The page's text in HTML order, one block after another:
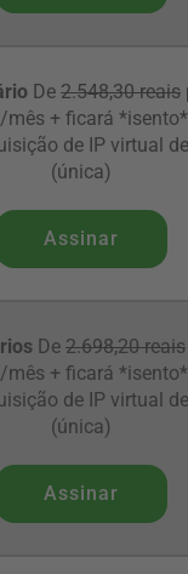
De 2.548,30 reais
mês + ficará
de IP virtual
(única)
Assinar
De 2.698,20 reais
mês + ficará
de IP virtual
(única)
Assinar